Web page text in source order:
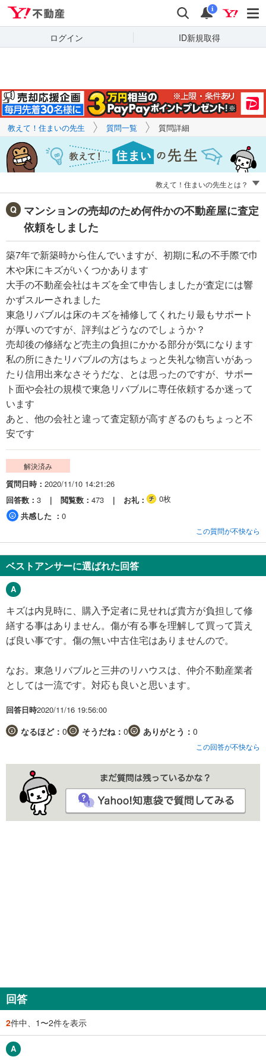
検索 通知
i
ログイン ID新規取得
キーワードで
質問を探す
教えて！住まいの先生 質問一覧 質問詳細
教えて！住まいの先生とは？
マンションの売却のため何件かの不動産屋に査定
依頼をしました
築7年で新築時から住んでいますが、初期に私の不手際で巾
木や床にキズがいくつかあります
大手の不動産会社はキズを全て申告しましたが査定には響
かずスルーされました
東急リバブルは床のキズを補修してくれたり最もサポート
が厚いのですが、評判はどうなのでしょうか？
売却後の修繕など売主の負担にかかる部分が気になります
私の所にきたリバブルの方はちょっと失礼な物言いがあっ
たり信用出来なさそうだな、とは思ったのですが、サポー
ト面や会社の規模で東急リバブルに専任依頼するか迷って
います
あと、他の会社と違って査定額が高すぎるのもちょっと不
安です
解決済み
質問日時
2020/11/10 14:21:26
回答数
3 閲覧数 473 お礼
0枚
共感した
0
この質問が不快なら
ベストアンサーに選ばれた回答
キズは内見時に、購入予定者に見せれば貴方が負担して修
繕する事はありません。傷が有る事を理解して買って貰え
ば良い事です。傷の無い中古住宅はありませんので。
なお。東急リバブルと三井のリハウスは、仲介不動産業者
としては一流です。対応も良いと思います。
回答日時2020/11/16 19:56:00
なるほど： 0 そうだね： 0 ありがとう： 0
この回答が不快なら
回答
2件中、1〜2件を表示